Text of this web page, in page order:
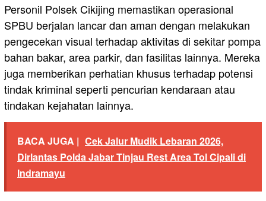
Personil Polsek Cikijing memastikan operasional
SPBU berjalan lancar dan aman dengan melakukan
pengecekan visual terhadap aktivitas di sekitar pompa
bahan bakar, area parkir, dan fasilitas lainnya. Mereka
juga memberikan perhatian khusus terhadap potensi
tindak kriminal seperti pencurian kendaraan atau
tindakan kejahatan lainnya.
BACA JUGA | Cek Jalur Mudik Lebaran 2026,
Dirlantas Polda Jabar Tinjau Rest Area Tol Cipali di
Indramayu